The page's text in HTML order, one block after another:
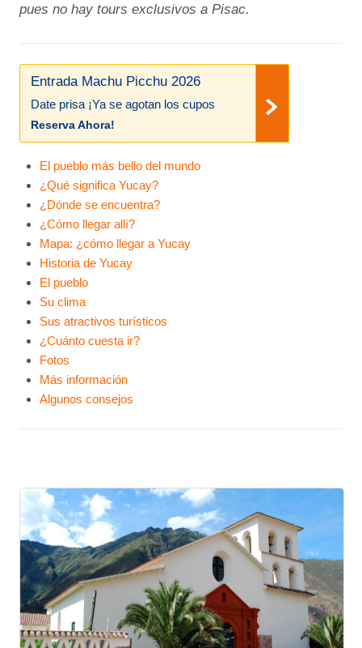
pues no hay tours exclusivos a Pisac.
Entrada Machu Picchu 2026
Date prisa ¡Ya se agotan los cupos
Reserva Ahora!
El pueblo más bello del mundo
¿Qué significa Yucay?
¿Dónde se encuentra?
¿Cómo llegar allí?
Mapa: ¿cómo llegar a Yucay
Historia de Yucay
El pueblo
Su clima
Sus atractivos turísticos
¿Cuánto cuesta ir?
Fotos
Más información
Algunos consejos